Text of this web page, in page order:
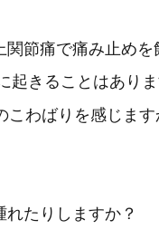
節痛で痛み止め
起きることはあり
わばりを感じます
たりしますか？